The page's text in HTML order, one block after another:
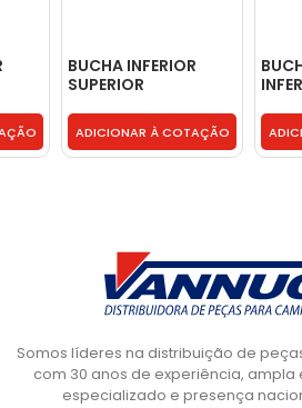
BUCHA INFERIOR
SUPERIOR
CABINE - 1610817
ADICIONAR À COTAÇÃO
Somos líderes na distribuição de
com 30 anos de experiência, ampla
especializado e presença